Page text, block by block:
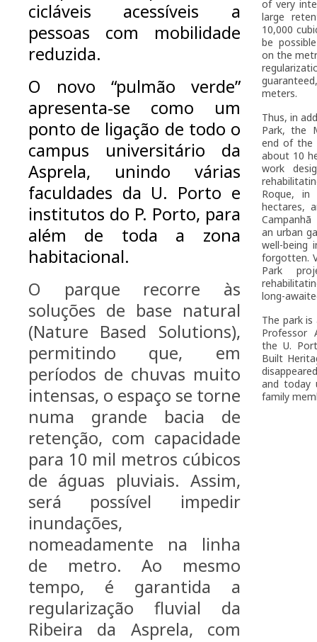
cicláveis acessíveis a
pessoas com mobilidade
reduzida.
O novo “pulmão verde”
apresenta-se como um
ponto de ligação de todo o
campus universitário da
Asprela, unindo várias
faculdades da U. Porto e
institutos do P. Porto, para
além de toda a zona
habitacional.
O parque recorre às
soluções de base natural
(Nature Based Solutions),
permitindo que, em
períodos de chuvas muito
intensas, o espaço se torne
numa grande bacia de
retenção, com capacidade
para 10 mil metros cúbicos
de águas pluviais. Assim,
será possível impedir
inundações,
nomeadamente na linha
de metro. Ao mesmo
tempo, é garantida a
regularização fluvial da
Ribeira da Asprela, com
of very
large
10,000
be
on the
meters.
Thus, in
Park, the
end of the
about 10
work
Roque,
hectares,
an urban
well-being
forgotten.
Park
long-
The park
Professor
the U.
Built
and today
family